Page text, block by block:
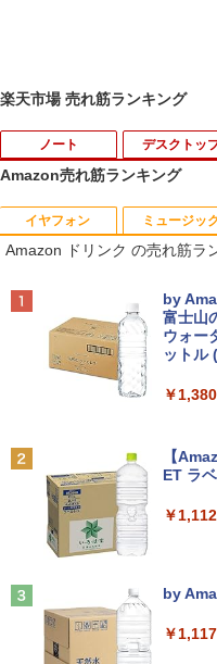
楽天市場 売れ筋ランキング
ノート
1
【期
in11
付
メモ
Web
新で
NEC
リ
中古
【★
デスクトッ
1
【お
元】
イ
高コ
内蔵
スマ
LCD
1
魔王
けど
子
￥792
【送
7年
￥
Amazon売れ筋ランキング
イヤフォン
Anker
全ワイ
セリン
間再生
ル
Anker
ミュージッ
￥250
Amazon ドリンク の売れ筋ラ
by
富士山
ウォー
ットル
￥1,380
【
ET ラ
￥1,112
by
￥1,117